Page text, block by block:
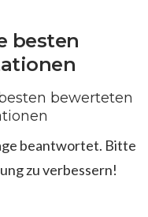
besten
bewerteten
beantwortet. Bitte
zu verbessern!